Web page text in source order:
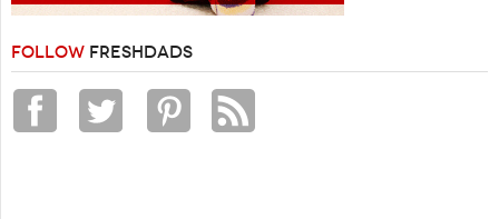
FOLLOW FRESHDADS